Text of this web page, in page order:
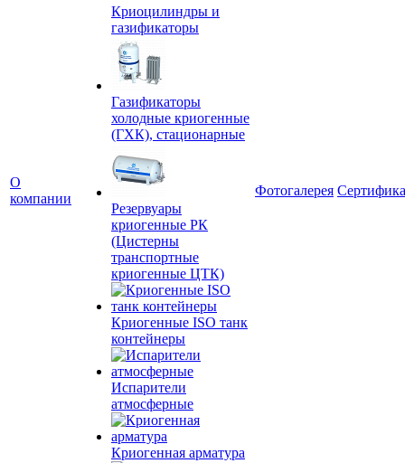
О
компании
Криоцилиндры и
газификаторы
Газификаторы
холодные криогенные
(ГХК), стационарные
Резервуары
криогенные РК
(Цистерны
транспортные
криогенные ЦТК)
Криогенные ISO танк
контейнеры
Испарители
атмосферные
Криогенная арматура
Фотогалерея